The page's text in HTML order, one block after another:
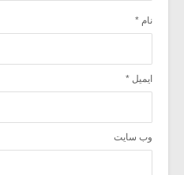
نام *
ایمیل *
وب‌ سایت